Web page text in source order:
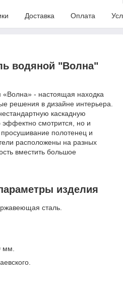
Доставка Оплата
водяной "Волна"
- настоящая находка
решения в дизайне интерьера.
каскадную
эффектно смотрится, но и
полотенец и
расположены на разных
вместить большое
изделия
сталь.
мм.